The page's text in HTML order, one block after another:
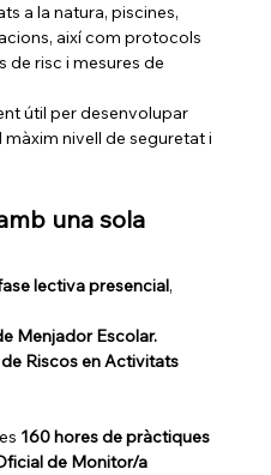
a la natura, piscines,
així com protocols
de risc i mesures de
útil per desenvolupar
nivell de seguretat i
una sola
lectiva presencial,
Menjador Escolar.
Riscos en Activitats
160 hores de pràctiques
de Monitor/a